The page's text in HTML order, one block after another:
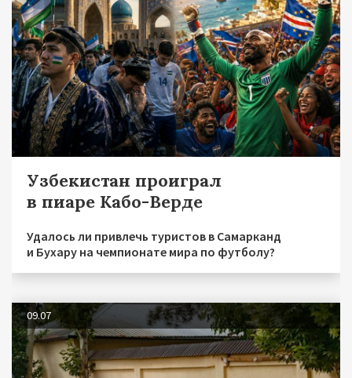
Узбекистан проиграл
в пиаре Кабо-Верде
Удалось ли привлечь туристов в Самарканд
и Бухару на чемпионате мира по футболу?
09.07